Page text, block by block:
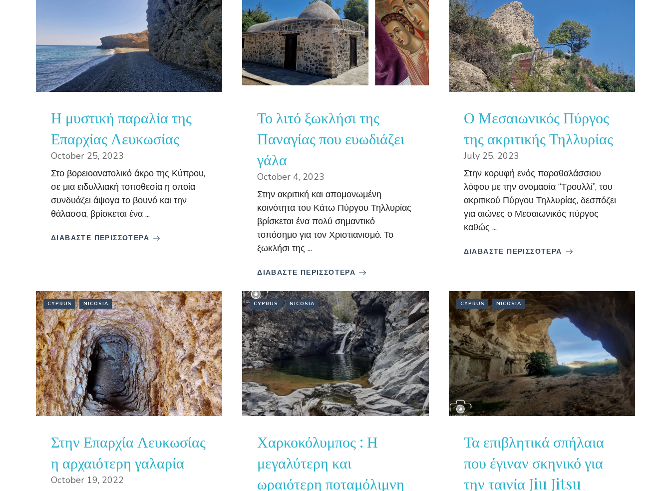
Η μυστική παραλία της
Επαρχίας Λευκωσίας
October 25, 2023
Στο βορειοανατολικό άκρο της Κύπρου,
σε μια ειδυλλιακή τοποθεσία η οποία
συνδυάζει άψογα το βουνό και την
θάλασσα, βρίσκεται ένα ...
ΔΙΑΒΑΣΤΕ ΠΕΡΙΣΣΟΤΕΡΑ
Το λιτό ξωκλήσι της
Παναγίας που ευωδιάζει
γάλα
October 4, 2023
Στην ακριτική και απομονωμένη
κοινότητα του Κάτω Πύργου Τηλλυρίας
βρίσκεται ένα πολύ σημαντικό
τοπόσημο για τον Χριστιανισμό. Το
ξωκλήσι της ...
ΔΙΑΒΑΣΤΕ ΠΕΡΙΣΣΟΤΕΡΑ
Ο Μεσαιωνικός Πύργος
της ακριτικής Τηλλυρίας
July 25, 2023
Στην κορυφή ενός παραθαλάσσιου
λόφου με την ονομασία “Τρουλλί”, του
ακριτικού Πύργου Τηλλυρίας, δεσπόζει
για αιώνες ο Μεσαιωνικός πύργος
καθώς ...
ΔΙΑΒΑΣΤΕ ΠΕΡΙΣΣΟΤΕΡΑ
CYPRUS NICOSIA
Στην Επαρχία Λευκωσίας
η αρχαιότερη γαλαρία
October 19, 2022
CYPRUS NICOSIA
Χαρκοκόλυμπος : Η
μεγαλύτερη και
ωραιότερη ποταμόλιμνη
CYPRUS NICOSIA
Τα επιβλητικά σπήλαια
που έγιναν σκηνικό για
την ταινία Jiu Jitsu